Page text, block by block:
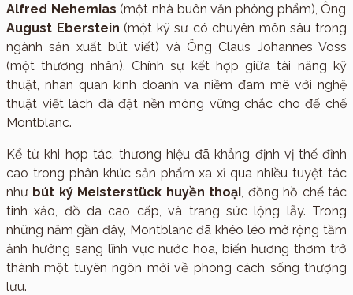
Alfred Nehemias(một nhà buôn văn phòng phẩm), Ông
August Eberstein (một kỹ sư có chuyên môn sâu trong
ngành sản xuất bút viết) và Ông Claus Johannes Voss
(một thương nhân). Chính sự kết hợp giữa tài năng kỹ
thuật, nhãn quan kinh doanh và niềm đam mê với nghệ
thuật viết lách đã đặt nền móng vững chắc cho đế chế
Montblanc.
Kể từ khi hợp tác, thương hiệu đã khẳng định vị thế đỉnh
cao trong phân khúc sản phẩm xa xỉ qua nhiều tuyệt tác
như bút ký Meisterstück huyền thoại, đồng hồ chế tác
tinh xảo, đồ da cao cấp, và trang sức lộng lẫy. Trong
những năm gần đây, Montblanc đã khéo léo mở rộng tầm
ảnh hưởng sang lĩnh vực nước hoa, biến hương thơm trở
thành một tuyên ngôn mới về phong cách sống thượng
lưu.